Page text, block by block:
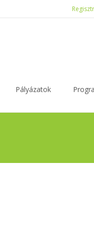
Pályázatok